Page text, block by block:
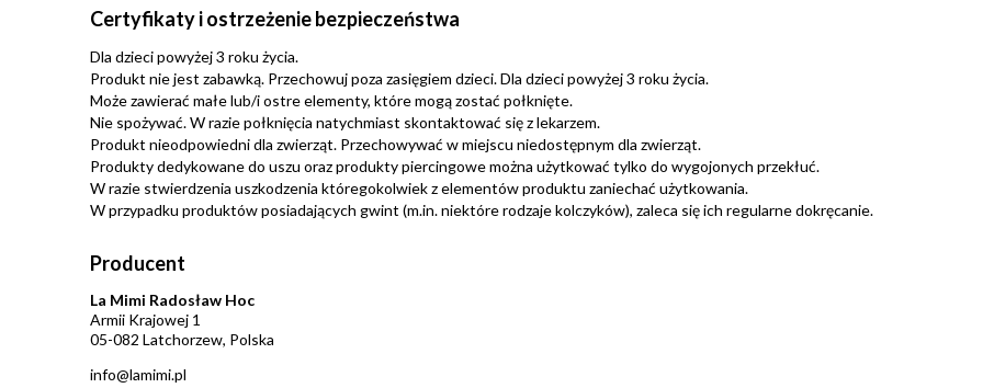
Certyfikaty i ostrzeżenie bezpieczeństwa
Dla dzieci powyżej 3 roku życia.
Produkt nie jest zabawką. Przechowuj poza zasięgiem dzieci. Dla dzieci powyżej 3 roku życia.
Może zawierać małe lub/i ostre elementy, które mogą zostać połknięte.
Nie spożywać. W razie połknięcia natychmiast skontaktować się z lekarzem.
Produkt nieodpowiedni dla zwierząt. Przechowywać w miejscu niedostępnym dla zwierząt.
Produkty dedykowane do uszu oraz produkty piercingowe można użytkować tylko do wygojonych przekłuć.
W razie stwierdzenia uszkodzenia któregokolwiek z elementów produktu zaniechać użytkowania.
W przypadku produktów posiadających gwint (m.in. niektóre rodzaje kolczyków), zaleca się ich regularne dokręcanie.
Producent
La Mimi Radosław Hoc
Armii Krajowej 1
05-082 Latchorzew, Polska
info@lamimi.pl